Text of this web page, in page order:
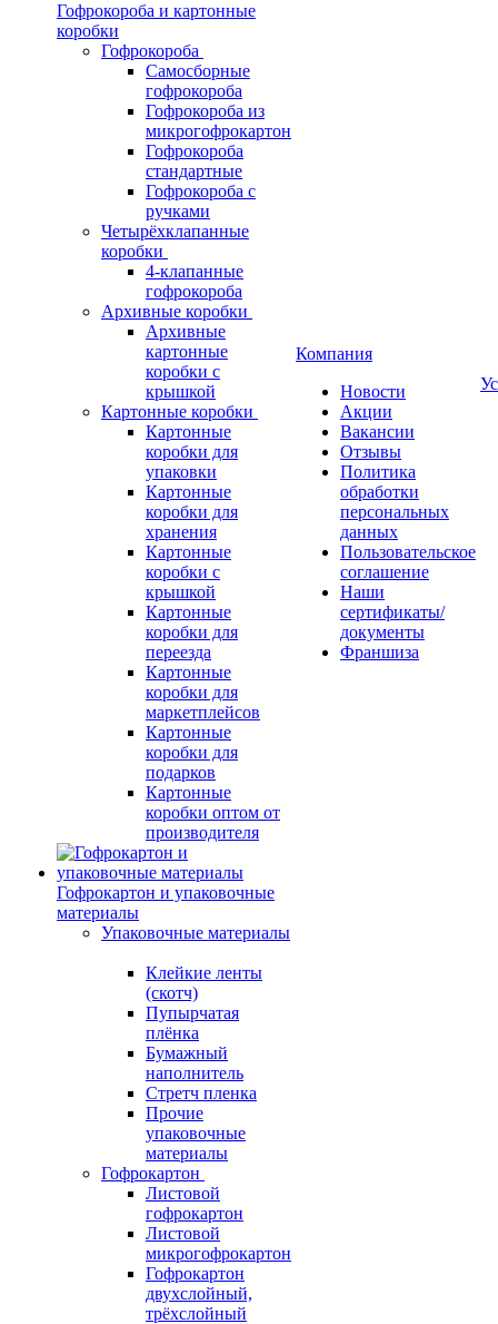
Гофрокороба и картонные
коробки
Гофрокороба
Самосборные
гофрокороба
Гофрокороба из
микрогофрокартон
Гофрокороба
стандартные
Гофрокороба с
ручками
Четырёхклапанные
коробки
4-клапанные
гофрокороба
Архивные коробки
Архивные
картонные
коробки с
крышкой
Картонные коробки
Картонные
коробки для
упаковки
Картонные
коробки для
хранения
Картонные
коробки с
крышкой
Картонные
коробки для
переезда
Картонные
коробки для
маркетплейсов
Картонные
коробки для
подарков
Картонные
коробки оптом от
производителя
Гофрокартон и упаковочные
материалы
Упаковочные материалы
Клейкие ленты
(скотч)
Пупырчатая
плёнка
Бумажный
наполнитель
Стретч пленка
Прочие
упаковочные
материалы
Гофрокартон
Листовой
гофрокартон
Листовой
микрогофрокартон
Гофрокартон
двухслойный,
трёхслойный
Компания
Новости
Акции
Вакансии
Отзывы
Политика
обработки
персональных
данных
Пользовательское
соглашение
Наши
сертификаты/
документы
Франшиза